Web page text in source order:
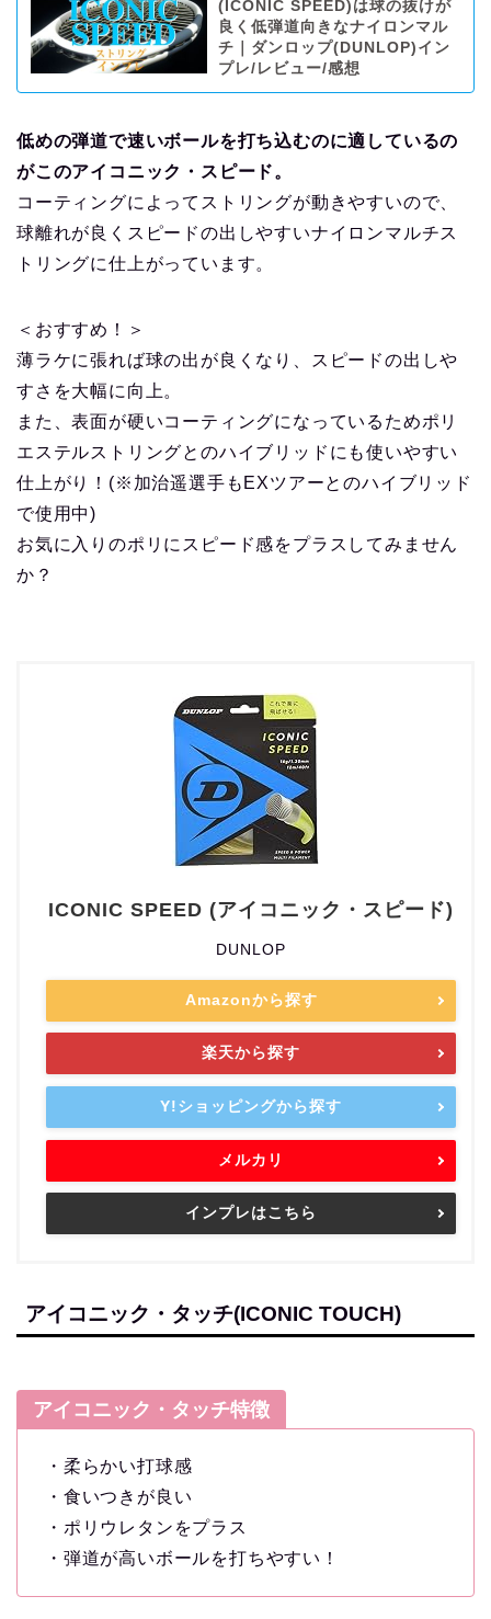
(ICONIC SPEED)は球の抜けが
良く低弾道向きなナイロンマル
チ｜ダンロップ(DUNLOP)イン
プレ/レビュー/感想
低めの弾道で速いボールを打ち込むのに適しているの
がこのアイコニック・スピード。
コーティングによってストリングが動きやすいので、
球離れが良くスピードの出しやすいナイロンマルチス
トリングに仕上がっています。
＜おすすめ！＞
薄ラケに張れば球の出が良くなり、スピードの出しや
すさを大幅に向上。
また、表面が硬いコーティングになっているためポリ
エステルストリングとのハイブリッドにも使いやすい
仕上がり！(※加治遥選手もEXツアーとのハイブリッド
で使用中)
お気に入りのポリにスピード感をプラスしてみません
か？
ICONIC SPEED (アイコニック・スピード)
DUNLOP
Amazonから探す
楽天から探す
Y!ショッピングから探す
メルカリ
インプレはこちら
アイコニック・タッチ(ICONIC TOUCH)
アイコニック・タッチ特徴
・柔らかい打球感
・食いつきが良い
・ポリウレタンをプラス
・弾道が高いボールを打ちやすい！